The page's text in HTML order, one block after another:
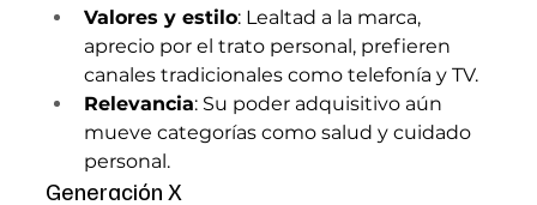
Valores y estilo: Lealtad a la marca,
aprecio por el trato personal, prefieren
canales tradicionales como telefonía y TV.
Relevancia: Su poder adquisitivo aún
mueve categorías como salud y cuidado
personal.
Generación X